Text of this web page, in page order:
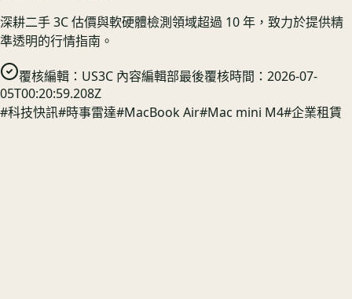
深耕二手 3C 估價與軟硬體檢測領域超過 10 年，致力於提供精
準透明的行情指南。
覆核編輯： US3C 內容編輯部最後覆核時間： 2026-07-
05T00:20:59.208Z
#科技快訊#時事雷達#MacBook Air#Mac mini M4#企業租賃